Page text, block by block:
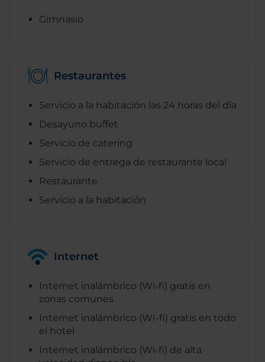
Gimnasio
Restaurantes
Servicio a la habitación las 24 horas del día
Desayuno buffet
Servicio de catering
Servicio de entrega de restaurante local
Restaurante
Servicio a la habitación
Internet
Internet inalámbrico (Wi-fi) gratis en
zonas comunes
Internet inalámbrico (WI-fi) gratis en todo
el hotel
Internet inalámbrico (Wi-fi) de alta